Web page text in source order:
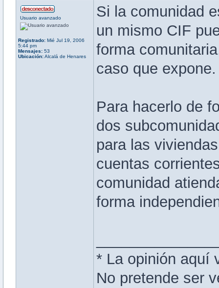
Usuario avanzado
Registrado: Mié Jul 19, 2006
5:44 pm
Mensajes: 53
Ubicación:Alcalá de Henares
Si la comunidad
un mismo CIF
forma
caso que expone.
Para hacerlo de
dos
para las
cuentas
comunidad
forma
* La opinión aquí
No pretende ser